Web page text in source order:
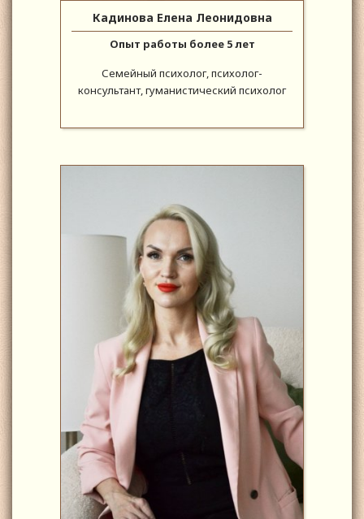
Кадинова Елена Леонидовна
Опыт работы более 5 лет
Семейный психолог, психолог-
консультант, гуманистический психолог